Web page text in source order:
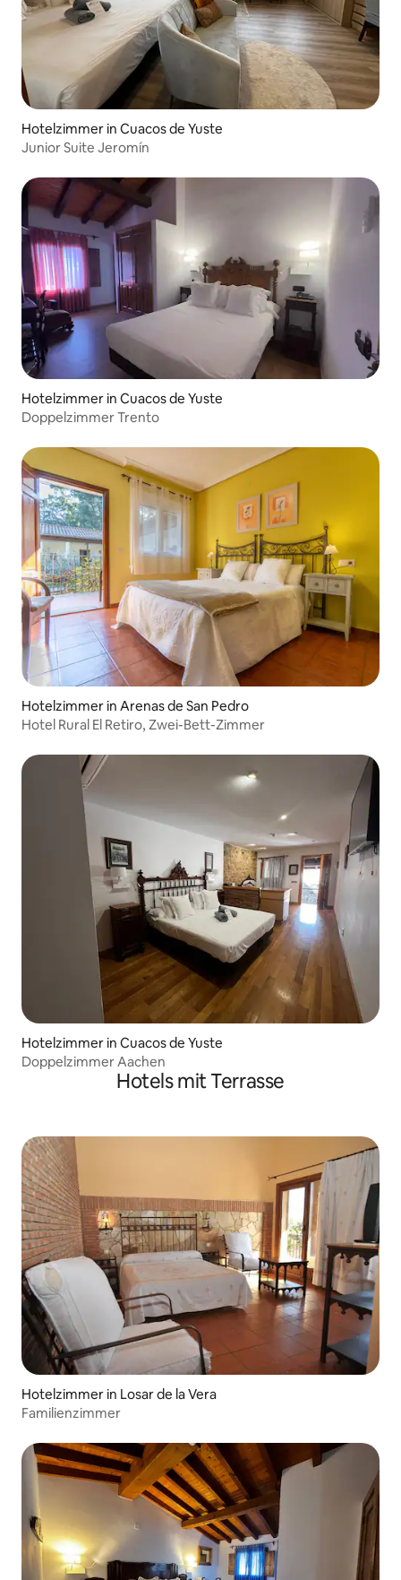
Hotelzimmer in Cuacos de Yuste
Junior Suite Jeromín
Hotelzimmer in Cuacos de Yuste
Doppelzimmer Trento
Hotelzimmer in Arenas de San Pedro
Hotel Rural El Retiro, Zwei-Bett-Zimmer
Hotelzimmer in Cuacos de Yuste
Doppelzimmer Aachen
Hotels mit Terrasse
Hotelzimmer in Losar de la Vera
Familienzimmer